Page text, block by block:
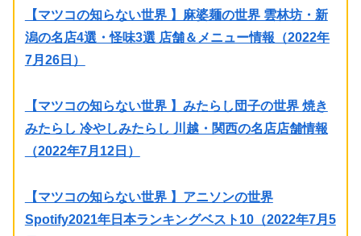
【マツコの知らない世界 】麻婆麺の世界 雲林坊・新
潟の名店4選・怪味3選 店舗＆メニュー情報（2022年
7月26日）
【マツコの知らない世界 】みたらし団子の世界 焼き
みたらし 冷やしみたらし 川越・関西の名店店舗情報
（2022年7月12日）
【マツコの知らない世界 】アニソンの世界
Spotify2021年日本ランキングベスト10（2022年7月5